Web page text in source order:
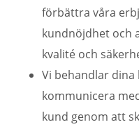
förbättra våra
kundnöjdhet och
kvalité och
Vi behandlar
kommunicera
kund genom att